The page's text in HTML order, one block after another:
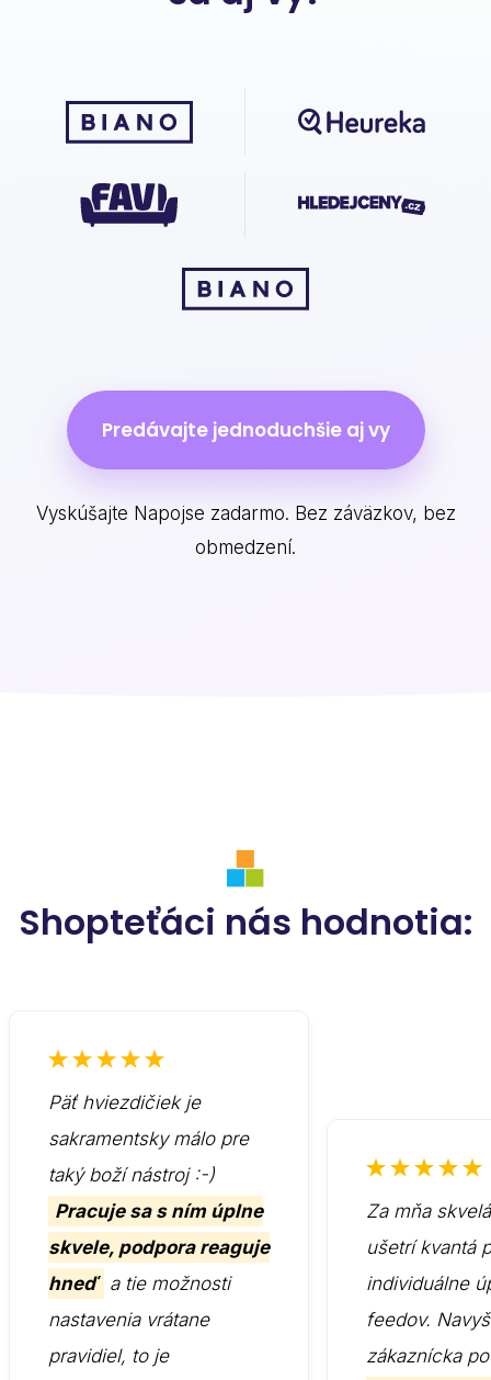
Predávajte jednoduchšie aj vy
Vyskúšajte Napojse zadarmo. Bez záväzkov, bez
obmedzení.
Shopteťáci nás hodnotia:
Päť hviezdičiek je
sakramentsky málo pre
taký boží nástroj :-)
Pracuje sa s ním úplne
skvele, podpora reaguje
hneď a tie možnosti
nastavenia vrátane
pravidiel, to je
Za mňa
ušetrí kvantá
individuálne
feedov.
zákaznícka